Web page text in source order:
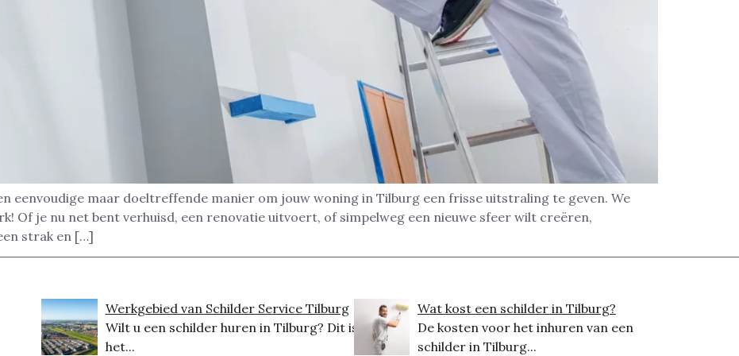
eenvoudige maar doeltreffende manier om jouw woning in Tilburg een frisse uitstraling te geven. We
Of je nu net bent verhuisd, een renovatie uitvoert, of simpelweg een nieuwe sfeer wilt creëren,
strak en […]
Werkgebied van Schilder Service Tilburg
Wilt u een schilder huren in Tilburg? Dit is
het...
Wat kost een schilder in Tilburg?
De kosten voor het inhuren van een
schilder in Tilburg...